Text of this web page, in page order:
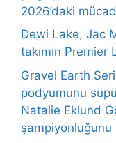
2026’daki
Dewi Lake, Jac
takımın Premier
Gravel Earth
podyumunu
Natalie Eklund
şampiyonluğunu